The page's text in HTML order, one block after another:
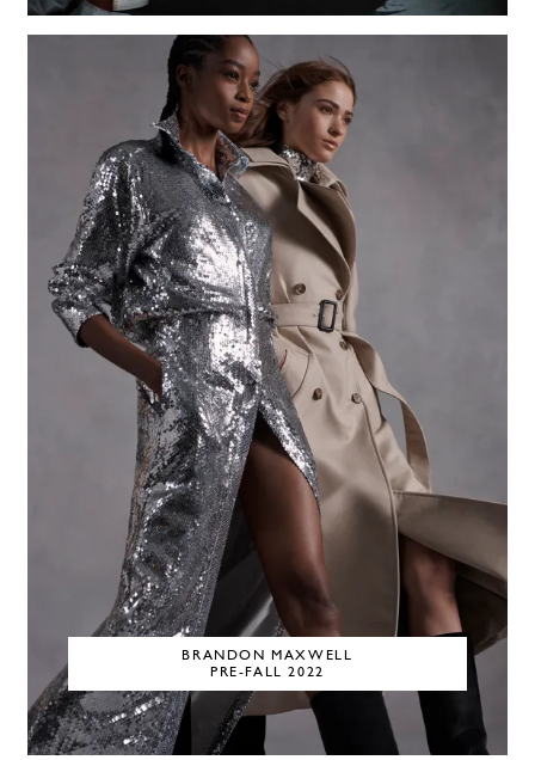
BRANDON MAXWELL
PRE-FALL 2022